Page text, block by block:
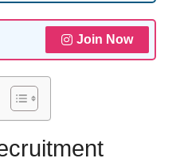
Join Now